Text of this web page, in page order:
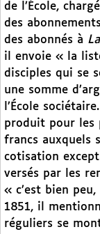
de l’École,
des
des abonnés à
il envoie « la
disciples qui se
une somme
l’École
produit pour les
francs auxquels
cotisation
versés par les
« c’est bien
1851, il
réguliers se